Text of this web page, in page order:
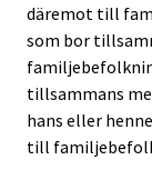
däremot till
som bor
tillsammans
hans eller
till